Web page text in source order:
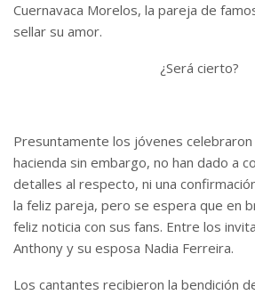
Cuernavaca Morelos, la pareja de
sellar su amor.
¿Será cierto?
Presuntamente los jóvenes celebraron
hacienda sin embargo, no han dado a
detalles al respecto, ni una
la feliz pareja, pero se espera que en
feliz noticia con sus fans. Entre los
Anthony y su esposa Nadia Ferreira.
Los cantantes recibieron la bendición